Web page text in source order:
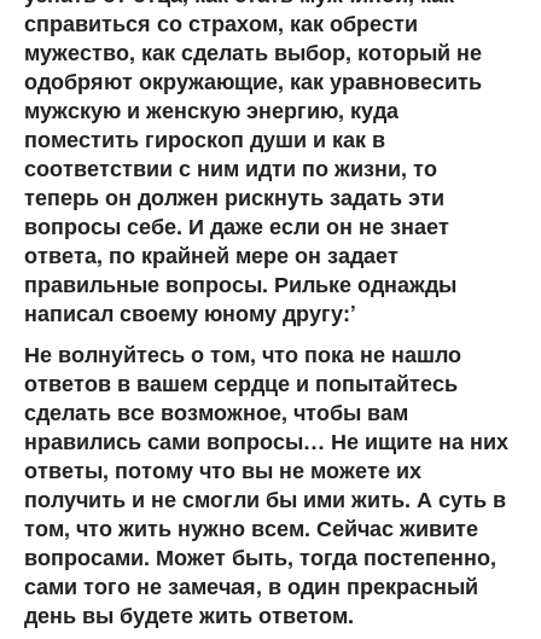
справиться со страхом, как обрести
мужество, как сделать выбор, который не
одобряют окружающие, как уравновесить
мужскую и женскую энергию, куда
поместить гироскоп души и как в
соответствии с ним идти по жизни, то
теперь он должен рискнуть задать эти
вопросы себе. И даже если он не знает
ответа, по крайней мере он задает
правильные вопросы. Рильке однажды
написал своему юному другу:’
Не волнуйтесь о том, что пока не нашло
ответов в вашем сердце и попытайтесь
сделать все возможное, чтобы вам
нравились сами вопросы… Не ищите на них
ответы, потому что вы не можете их
получить и не смогли бы ими жить. А суть в
том, что жить нужно всем. Сейчас живите
вопросами. Может быть, тогда постепенно,
сами того не замечая, в один прекрасный
день вы будете жить ответом.